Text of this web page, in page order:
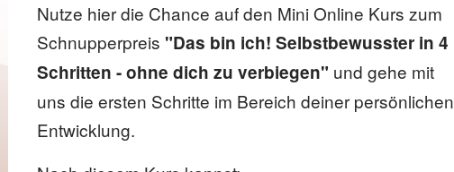
Nutze hier die Chance auf den Mini Online Kurs zum
Schnupperpreis "Das bin ich! Selbstbewusster in 4
Schritten - ohne dich zu verbiegen" und gehe mit
uns die ersten Schritte im Bereich deiner persönlichen
Entwicklung.